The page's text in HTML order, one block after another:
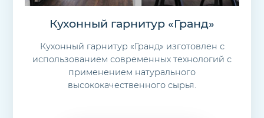
Кухонный гарнитур «Гранд»
Кухонный гарнитур «Гранд» изготовлен с
использованием современных технологий с
применением натурального
высококачественного сырья.